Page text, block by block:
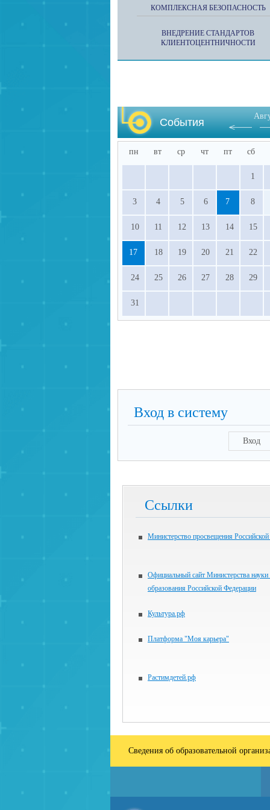
КОМПЛЕКСНАЯ БЕЗОПАСНОСТЬ
ВНЕДРЕНИЕ СТАНДАРТОВ
КЛИЕНТОЦЕНТНИЧНОСТИ
События
пн вт ср чт пт сб
1
3 4 5 6 7 8
10 11 12 13 14 15
17 18 19 20 21 22
24 25 26 27 28 29
31
Вход в систему
Вход
Ссылки
Министерство просвещения
Официальный сайт Министерства
образования Российской Федерации
Культура.рф
Платформа "Моя карьера"
Растимдетей.рф
Сведения об образовательной